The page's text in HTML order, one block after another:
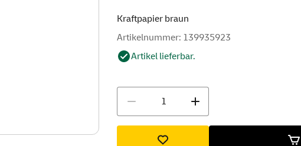
Kraftpapier braun
Artikelnummer: 139935923
Artikel lieferbar.